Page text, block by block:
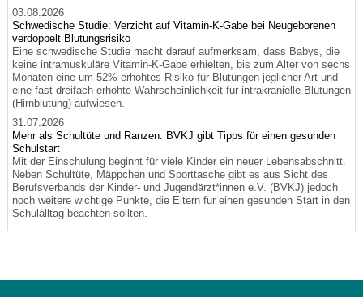
03.08.2026
Schwedische Studie: Verzicht auf Vitamin-K-Gabe bei Neugeborenen
verdoppelt Blutungsrisiko
Eine schwedische Studie macht darauf aufmerksam, dass Babys, die
keine intramuskuläre Vitamin-K-Gabe erhielten, bis zum Alter von sechs
Monaten eine um 52% erhöhtes Risiko für Blutungen jeglicher Art und
eine fast dreifach erhöhte Wahrscheinlichkeit für intrakranielle Blutungen
(Hirnblutung) aufwiesen.
31.07.2026
Mehr als Schultüte und Ranzen: BVKJ gibt Tipps für einen gesunden
Schulstart
Mit der Einschulung beginnt für viele Kinder ein neuer Lebensabschnitt.
Neben Schultüte, Mäppchen und Sporttasche gibt es aus Sicht des
Berufsverbands der Kinder- und Jugendärzt*innen e.V. (BVKJ) jedoch
noch weitere wichtige Punkte, die Eltern für einen gesunden Start in den
Schulalltag beachten sollten.